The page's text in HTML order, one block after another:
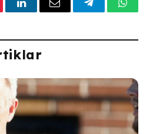
LinkedInEmail Telegram